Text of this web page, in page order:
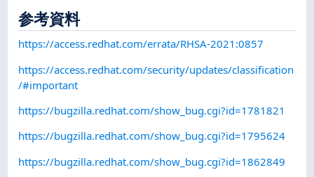
参考資料
https://access.redhat.com/errata/RHSA-2021:0857
https://access.redhat.com/security/updates/classification
/#important
https://bugzilla.redhat.com/show_bug.cgi?id=1781821
https://bugzilla.redhat.com/show_bug.cgi?id=1795624
https://bugzilla.redhat.com/show_bug.cgi?id=1862849